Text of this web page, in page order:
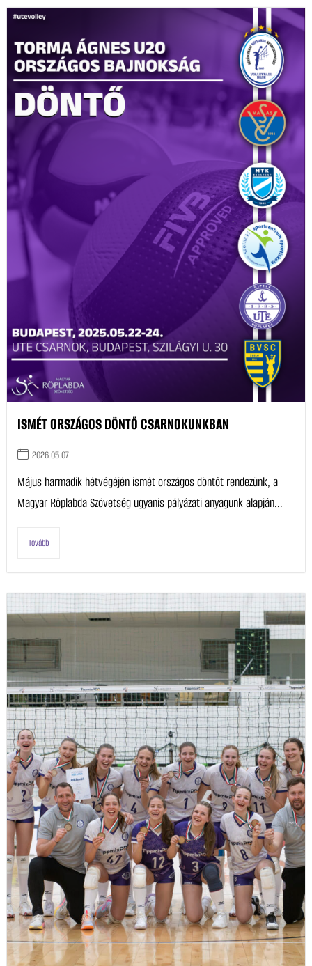
ISMÉT ORSZÁGOS DÖNTŐ CSARNOKUNKBAN
2026.05.07.
Május harmadik hétvégéjén ismét országos döntőt rendezünk, a
Magyar Röplabda Szövetség ugyanis pályázati anyagunk alapján...
Tovább